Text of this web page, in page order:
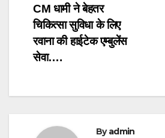
CM धामी ने बेहतर
चिकित्सा सुविधा के लिए
रवाना की हाईटेक एम्बुलेंस
सेवा….
Byadmin